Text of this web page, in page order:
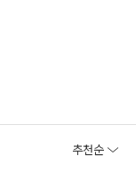
추천순